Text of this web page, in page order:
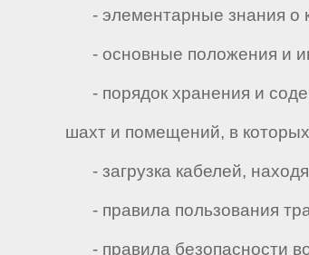
- элементарные знания о
- основные положения и
- порядок хранения и
шахт и помещений, в
- загрузка кабелей,
- правила пользования
- правила безопасности